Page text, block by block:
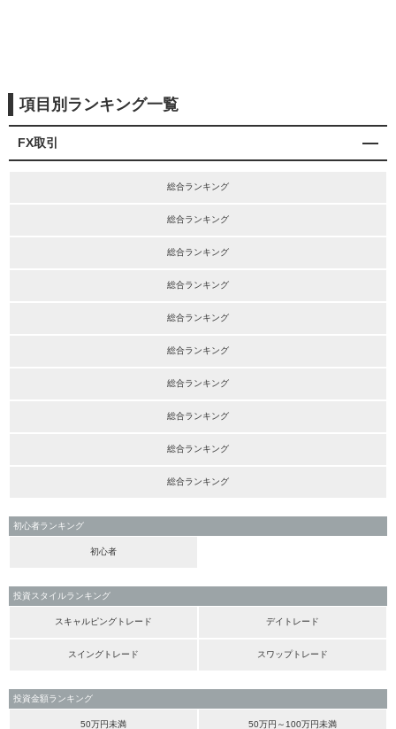
項目別ランキング一覧
FX取引
総合ランキング
総合ランキング
総合ランキング
総合ランキング
総合ランキング
総合ランキング
総合ランキング
総合ランキング
総合ランキング
総合ランキング
初心者ランキング
初心者
投資スタイルランキング
スキャルピングトレード デイトレード
スイングトレード スワップトレード
投資金額ランキング
50万円未満 50万円～100万円未満